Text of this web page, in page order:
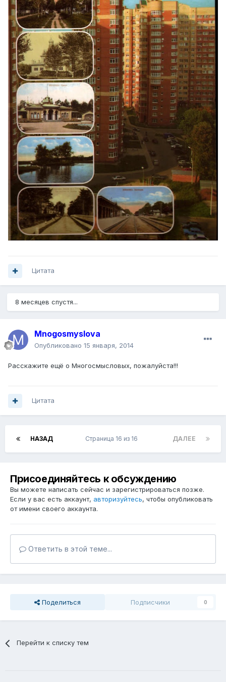
Цитата
8 месяцев спустя...
Mnogosmyslova
Опубликовано 15 января, 2014
Расскажите ещё о Многосмысловых, пожалуйста!!!
Цитата
НАЗАД ДАЛЕЕ
Страница 16 из 16
Присоединяйтесь к обсуждению
Вы можете написать сейчас и зарегистрироваться позже.
Если у вас есть аккаунт, авторизуйтесь, чтобы опубликовать
от имени своего аккаунта.
Ответить в этой теме...
Поделиться Подписчики 0
Перейти к списку тем